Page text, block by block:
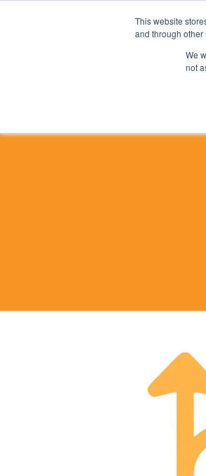
This website
and through other
We
not